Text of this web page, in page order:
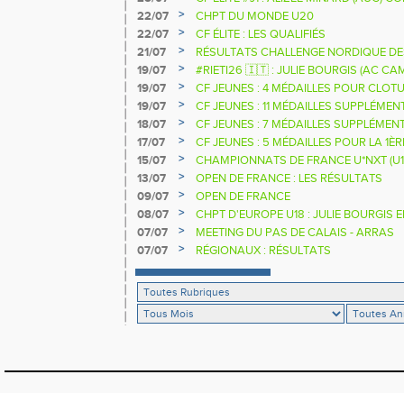
NATIONALE
22/07 >
CHPT DU MONDE U20
22/07
>
CF ÉLITE : LES QUALIFIÉS
21/07
>
RÉSULTATS CHALLENGE NORDIQUE
2025 2026
19/07 >
#RIETI26 🇮🇹 : JULIE BOURGIS (AC
D'EUROPE U18 DE LA PERCHE
19/07 >
CF JEUNES : 4 MÉDAILLES POUR
19/07
>
CF JEUNES : 11 MÉDAILLES
18/07
>
CF JEUNES : 7 MÉDAILLES
17/07
>
CF JEUNES : 5 MÉDAILLES POUR LA
15/07
>
CHAMPIONNATS DE FRANCE U*NXT
13/07
>
OPEN DE FRANCE : LES RÉSULTATS
09/07
>
OPEN DE FRANCE
08/07
>
CHPT D'EUROPE U18 : JULIE BOURGIS
07/07
>
MEETING DU PAS DE CALAIS - ARRAS
07/07
> RÉGIONAUX : RÉSULTATS